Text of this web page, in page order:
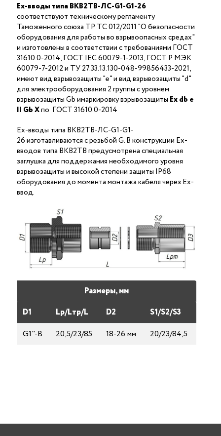
Ex-вводы типа ВКВ2ТВ-ЛС-G1-G1-26
соответствуют техническому регламенту
Таможенного союза ТР ТС 012/2011 "О безопасности
оборудования для работы во взрывоопасных средах"
и изготовлены в соответствии с требованиями ГОСТ
31610.0-2014, ГОСТ IEC 60079-1-2013, ГОСТ Р МЭК
60079-7-2012 и ТУ 27.33.13.130-048-99856433-2021,
имеют вид взрывозащиты "е" и вид взрывозащиты "d"
для электрооборудования 2 группы с уровнем
взрывозащиты Gb имаркировку взрывозащиты Ехdb е
II Gb Xпо ГОСТ 31610.0-2014
Ex-вводы типа ВКВ2ТВ-ЛС-G1-G1-
26 изготавливаются с резьбой G. В конструкции Ex-
вводов типа ВКВ2ТВ предусмотрена специальная
заглушка для поддержания необходимого уровня
взрывозащиты и высокой степени защиты IP68
оборудования до момента монтажа кабеля через Ex-
ввод.
Размеры, мм
D1
Lp/Lтp/L D2
S1/S2/S3
G1"-B
20,5/23/85 18-26 мм 20/23/84,5